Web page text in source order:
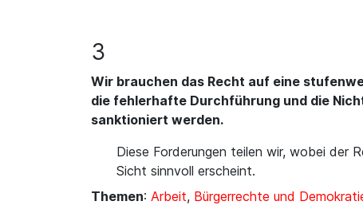
3
Wir brauchen das Recht auf eine
die fehlerhafte Durchführung und die
sanktioniert werden.
Diese Forderungen teilen wir, wobei der
Sicht sinnvoll erscheint.
Themen: Arbeit, Bürgerrechte und